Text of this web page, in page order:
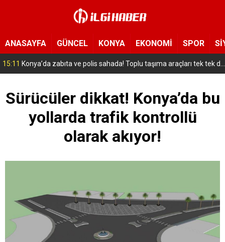
ANASAYFA GÜNCEL KONYA EKONOMİ SPOR
14:57 Konya’da eğlence mekanında çıkan kavgada 1 kişi öldü
Sürücüler dikkat! Konya’da bu
yollarda trafik kontrollü
olarak akıyor!